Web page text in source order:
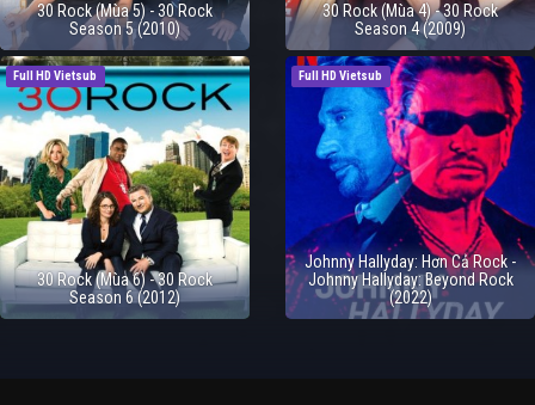
30 Rock (Mùa 5) - 30 Rock
Season 5 (2010)
30 Rock (Mùa 4) - 30 Rock
Season 4 (2009)
Full HD Vietsub
30 Rock (Mùa 6) - 30 Rock
Season 6 (2012)
Full HD Vietsub
Johnny Hallyday: Hơn Cả Rock -
Johnny Hallyday: Beyond Rock
(2022)